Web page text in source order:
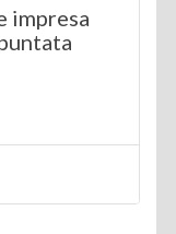
impresa